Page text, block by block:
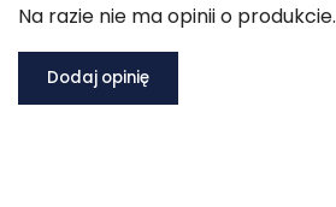
Na razie nie ma opinii o produkcie.
Dodaj opinię